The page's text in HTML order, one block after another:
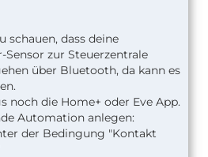
schauen, dass deine
zur Steuerzentrale
über Bluetooth, da kann es
noch die Home+ oder Eve App.
Automation anlegen:
der Bedingung "Kontakt